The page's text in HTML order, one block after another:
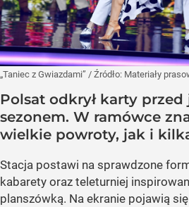
„Taniec z Gwiazdami” / Źródło: Materiały
Polsat odkrył karty
sezonem. W ramówce
wielkie powroty, jak i
Stacja postawi na sprawdzone
kabarety oraz teleturniej
planszówką. Na ekranie pojawią